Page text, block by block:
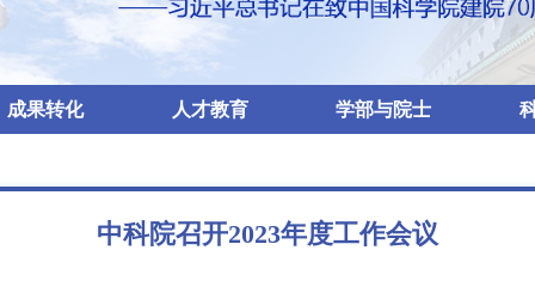
成果转化 人才教育 学部与院士
中科院召开2023年度工作会议